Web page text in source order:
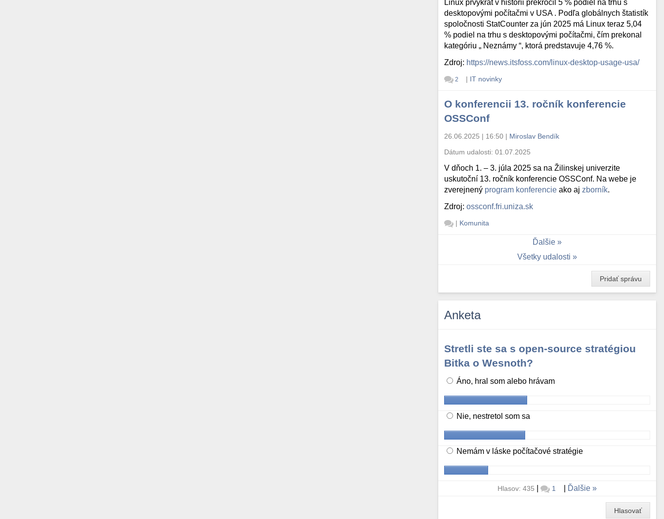
Linux prvýkrát v histórii prekročil 5 % podiel na trhu s
desktopovými počítačmi v USA . Podľa globálnych štatistík
spoločnosti StatCounter za jún 2025 má Linux teraz 5,04
% podiel na trhu s desktopovými počítačmi, čím prekonal
kategóriu „ Neznámy “, ktorá predstavuje 4,76 %.
Zdroj: https://news.itsfoss.com/linux-desktop-usage-usa/
2 | IT novinky
O konferencii 13. ročník konferencie
OSSConf
26.06.2025 | 16:50 | Miroslav Bendík
Dátum udalosti:01.07.2025
V dňoch 1. – 3. júla 2025 sa na Žilinskej univerzite
uskutoční 13. ročník konferencie OSSConf. Na webe je
zverejnený program konferencie ako aj zborník.
Zdroj:ossconf.fri.uniza.sk
| Komunita
Ďalšie
Všetky udalosti
Pridať správu
Anketa
Stretli ste sa s open-source stratégiou
Bitka o Wesnoth?
Áno, hral som alebo hrávam
Nie, nestretol som sa
Nemám v láske počítačové stratégie
Hlasov: 435 | 1 Ďalšie
Hlasovať